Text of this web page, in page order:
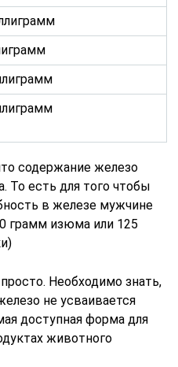
содержание железо
То есть для того чтобы
в железе мужчине
грамм изюма или 125
Необходимо знать,
не усваивается
доступная форма для
животного